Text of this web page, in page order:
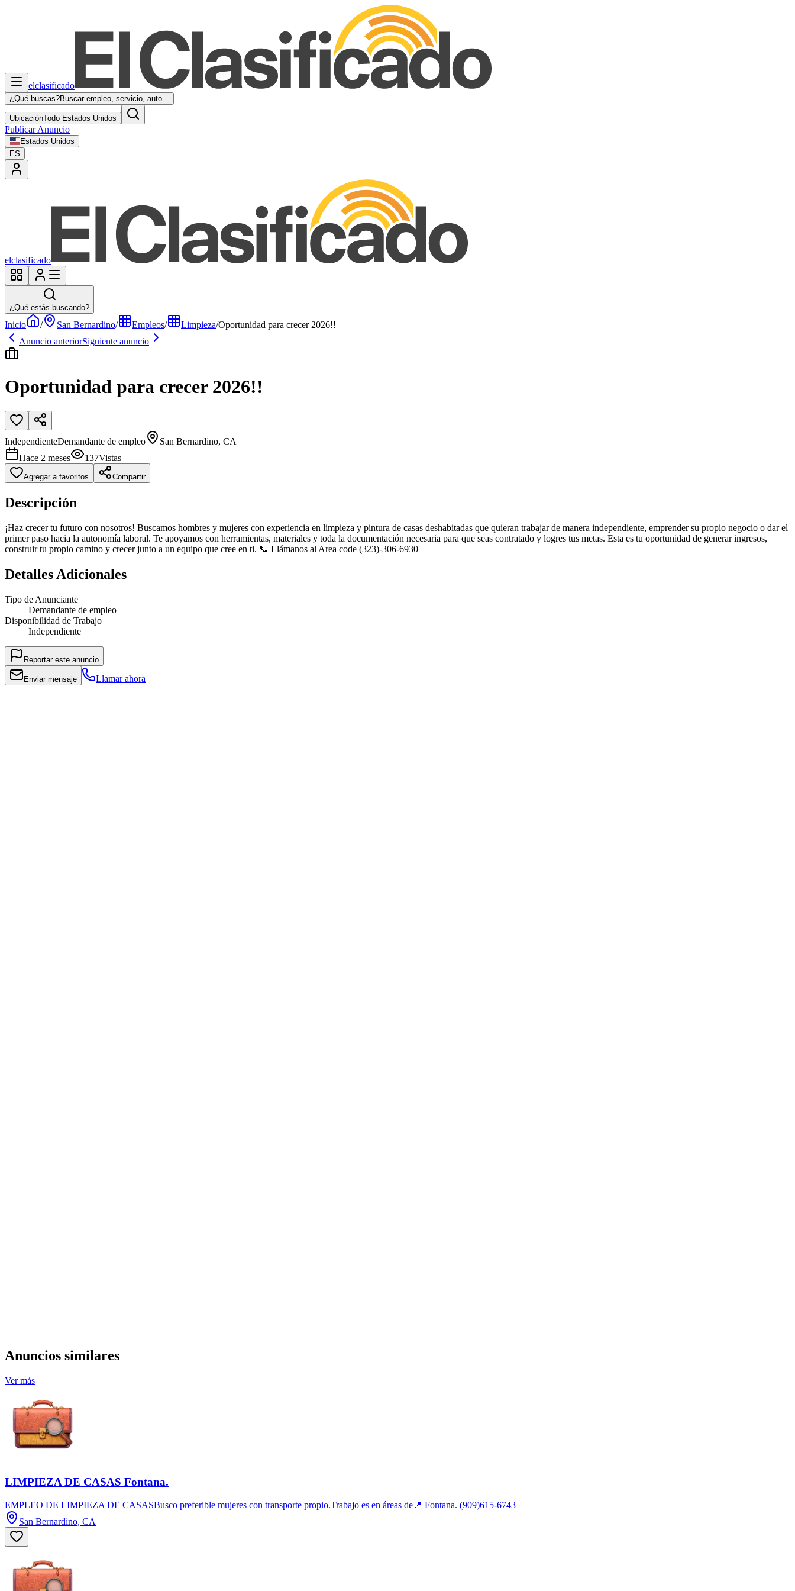
elclasificado
¿Qué buscas?Buscar empleo, servicio, auto...
UbicaciónTodo Estados Unidos
Publicar Anuncio
Estados Unidos
ES
elclasificado
¿Qué estás buscando?
Inicio / San Bernardino/ Empleos/ Limpieza/Oportunidad para crecer 2026!!
Anuncio anteriorSiguiente anuncio
Oportunidad para crecer 2026!!
IndependienteDemandante de empleo
San Bernardino, CA
Hace 2 meses
137Vistas
Agregar a favoritos Compartir
Descripción
¡Haz crecer tu futuro con nosotros! Buscamos hombres y mujeres con experiencia en limpieza y pintura de casas deshabitadas que quieran trabajar de manera independiente, emprender su propio negocio o dar el
primer paso hacia la autonomía laboral. Te apoyamos con herramientas, materiales y toda la documentación necesaria para que seas contratado y logres tus metas. Esta es tu oportunidad de generar ingresos,
construir tu propio camino y crecer junto a un equipo que cree en ti. 📞 Llámanos al Area code (323)-306-6930
Detalles Adicionales
Tipo de Anunciante
Demandante de empleo
Disponibilidad de Trabajo
Independiente
Reportar este anuncio
Enviar mensaje Llamar ahora
Anuncios similares
Ver más
LIMPIEZA DE CASAS Fontana.
EMPLEO DE LIMPIEZA DE CASASBusco preferible mujeres con transporte propio.Trabajo es en áreas de📍 Fontana. (909)615-6743
San Bernardino, CA